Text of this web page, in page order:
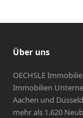
Über uns
OECHSLE
Immobilien
Aachen und
mehr als 1.620